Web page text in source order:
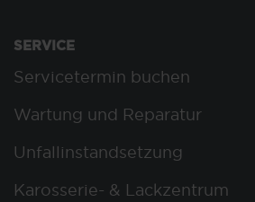
SERVICE
Servicetermin buchen
Wartung und Reparatur
Unfallinstandsetzung
Karosserie- & Lackzentrum